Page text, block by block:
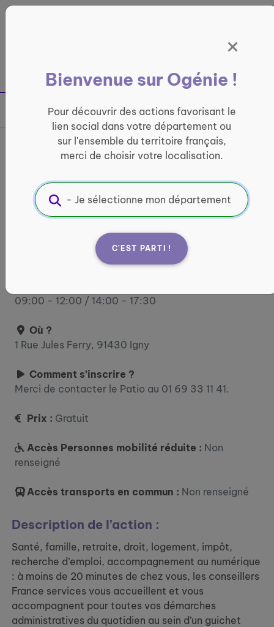
France entière
Bienvenue sur Ogénie !
Pour découvrir des actions favorisant le
lien social dans votre département ou
sur l'ensemble du territoire français,
merci de choisir votre localisation.
C'EST PARTI !
Partager sur
France services Igny
INFORMATIQUE ET ACCÈS AUX DROITS
Informations pratiques :
lundi : 09:00 - 12:00 / 14:00 - 17:30 mardi : 09:00
09:00 - 12:00 / 14:00 - 17:30
Où ?
1 Rue Jules Ferry, 91430 Igny
Comment s’inscrire ?
Merci de contacter le Patio au 01 69 33 11 41.
Prix : Gratuit
Accès Personnes mobilité réduite : Non
renseigné
Accès transports en commun : Non renseigné
Description de l’action :
Santé, famille, retraite, droit, logement, impôt,
recherche d’emploi, accompagnement au numérique
: à moins de 20 minutes de chez vous, les conseillers
France services vous accueillent et vous
accompagnent pour toutes vos démarches
administratives du quotidien au sein d’un guichet
Panneau de gestion des cookies